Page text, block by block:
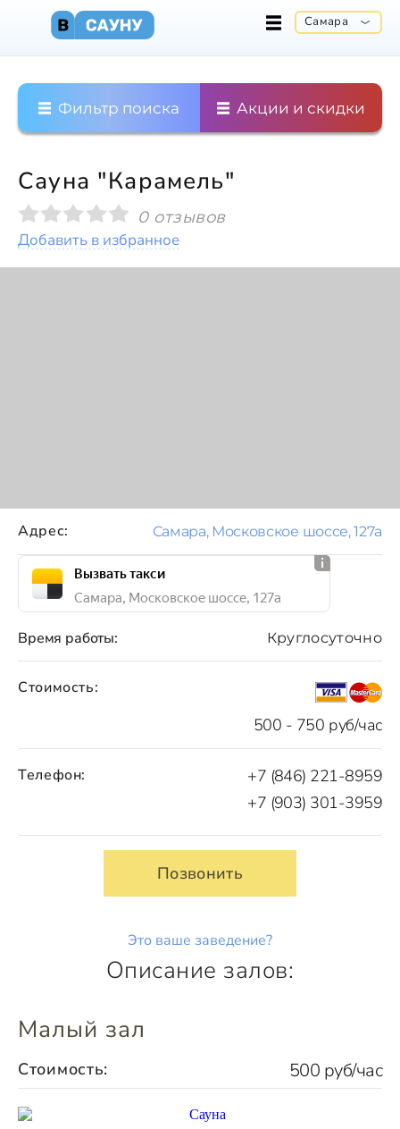
Самара
Фильтр поиска Акции и скидки
Сауна "Карамель"
0 отзывов
Добавить в избранное
Стоимость:
500 - 750 руб/час
Время работы: Круглосуточно
Телефон:
+7 (846) 221-8959
+7 (903) 301-3959
Позвонить
Это ваше заведение?
Адрес: Самара, Московское шоссе, 127а
Вызвать такси
Самара, Московское шоссе, 127а
Описание залов:
Малый зал
Стоимость: 500 руб/час